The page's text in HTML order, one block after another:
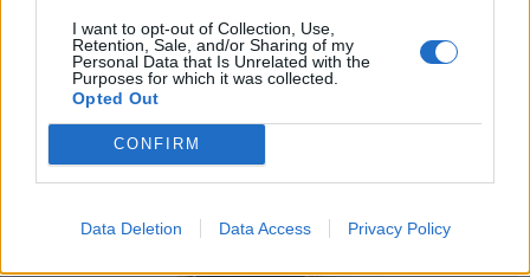
I want to opt-out of Collection, Use,
Retention, Sale, and/or Sharing of my
Personal Data that Is Unrelated with the
Purposes for which it was collected.
Opted Out
CONFIRM
Data Deletion Data Access Privacy Policy